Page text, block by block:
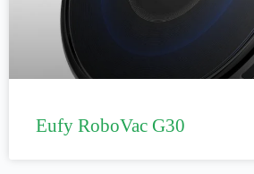
Eufy RoboVac G30